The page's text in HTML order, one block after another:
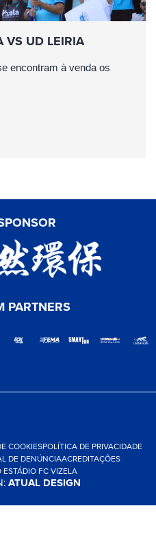
VS UD LEIRIA
encontram à venda os
PARTNERS
COOKIESPOLÍTICA DE PRIVACIDADE
DE DENÚNCIAACREDITAÇÕES
FC VIZELA
ATUAL DESIGN